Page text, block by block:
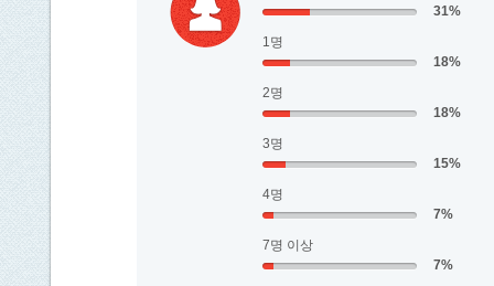
31%
1명
18%
2명
18%
3명
15%
4명
7%
7명 이상
7%